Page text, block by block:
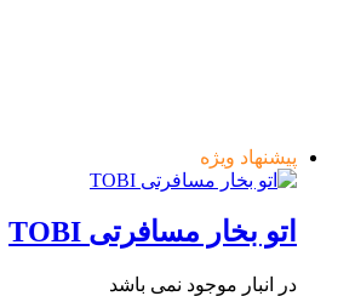
پیشنهاد ویژه
اتو بخار مسافرتی TOBI
در انبار موجود نمی باشد